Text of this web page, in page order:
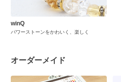
winQ
パワーストーンをかわいく、楽しく
オーダーメイド